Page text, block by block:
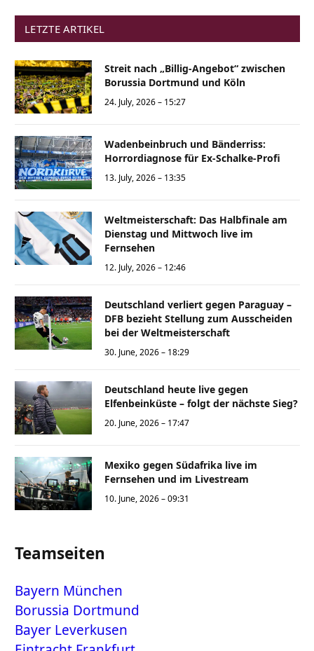
LETZTE ARTIKEL
Streit nach „Billig-Angebot“ zwischen
Borussia Dortmund und Köln
24. July, 2026 – 15:27
Wadenbeinbruch und Bänderriss:
Horrordiagnose für Ex-Schalke-Profi
13. July, 2026 – 13:35
Weltmeisterschaft: Das Halbfinale am
Dienstag und Mittwoch live im
Fernsehen
12. July, 2026 – 12:46
Deutschland verliert gegen Paraguay –
DFB bezieht Stellung zum Ausscheiden
bei der Weltmeisterschaft
30. June, 2026 – 18:29
Deutschland heute live gegen
Elfenbeinküste – folgt der nächste Sieg?
20. June, 2026 – 17:47
Mexiko gegen Südafrika live im
Fernsehen und im Livestream
10. June, 2026 – 09:31
Teamseiten
Bayern München
Borussia Dortmund
Bayer Leverkusen